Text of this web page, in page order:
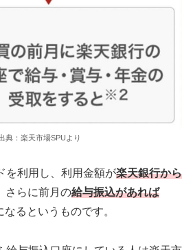
典：楽天市場SPUより
を利用し、利用金額が楽天銀行から
さらに前月の給与振込があれば
なるというものです。